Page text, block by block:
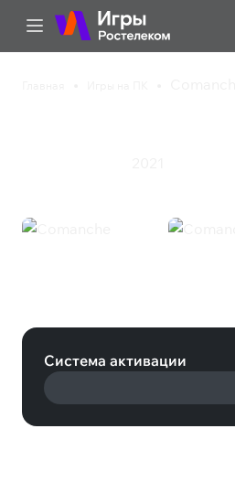
Система активации